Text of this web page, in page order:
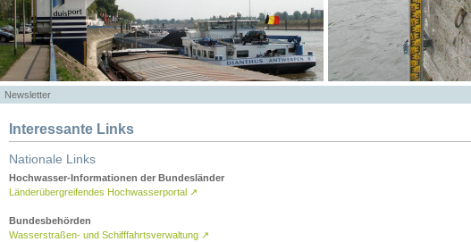
Newsletter
Interessante Links
Nationale Links
Hochwasser-Informationen der Bundesländer
Länderübergreifendes Hochwasserportal ↗
Bundesbehörden
Wasserstraßen- und Schifffahrtsverwaltung ↗